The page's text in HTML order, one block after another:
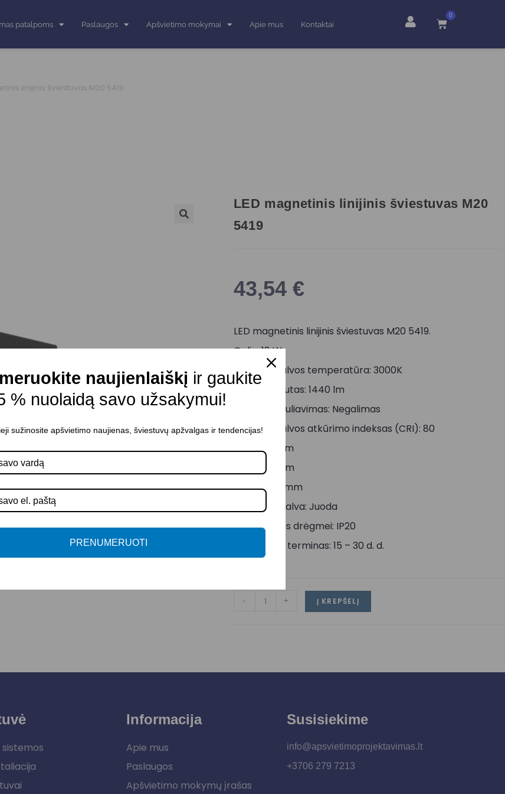
patalpoms Paslaugos Apšvietimo mokymai Apie mus Kontaktai
0
linijinis šviestuvas M20 5419
LED magnetinis linijinis šviestuvas M20
5419
43,54 €
LED magnetinis linijinis šviestuvas M20 5419.
Galia: 18 W
Šviesos spalvos temperatūra: 3000K
Šviesos srautas: 1440 lm
Šviesos reguliavimas: Negalimas
Šviesos spalvos atkūrimo indeksas (CRI): 80
Ilgis: 600 mm
Plotis: 22 mm
Aukštis: 25 mm
Korpuso spalva: Juoda
Atsparumas drėgmei: IP20
Pristatymo terminas: 15 – 30 d. d.
- + Į KREPŠELĮ
Informacija
Apie mus
Paslaugos
Apšvietimo mokymų įrašas
Susisiekime
info@apsvietimoprojektavimas.lt
+3706 279 7213
naujienlaiškį ir gaukite
% nuolaidą savo užsakymui!
sužinosite apšvietimo naujienas, šviestuvų apžvalgas ir tendencijas!
PRENUMERUOTI